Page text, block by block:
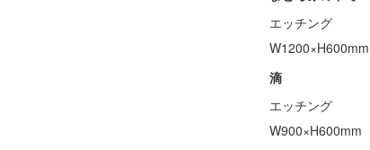
エッチング
W1200×H600mm
滴
エッチング
W900×H600mm